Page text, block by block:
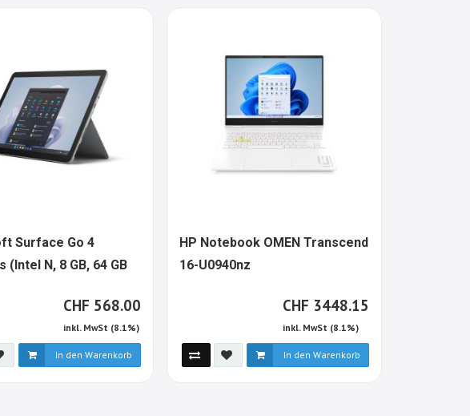
Surface Go 4
(Intel N, 8 GB, 64 GB
ALTCHF CHF
568.00
inkl. MwSt (8.1%)
In den Warenkorb
HP Notebook OMEN Transcend
16-U0940nz
CHF CHF
3448.15
inkl. MwSt (8.1%)
In den Warenkorb